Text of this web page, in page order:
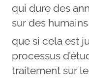
qui dure des
sur des
que si cela est
processus
traitement sur